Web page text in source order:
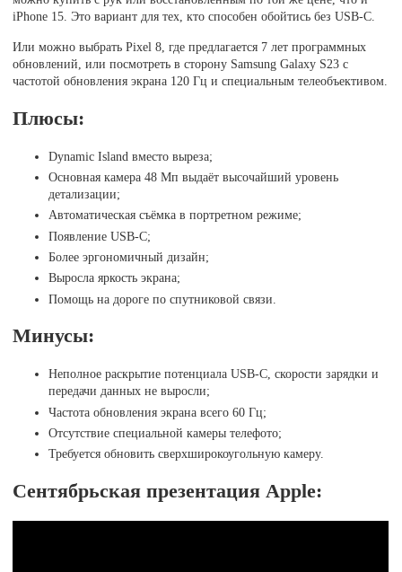
iPhone 15. Это вариант для тех, кто способен обойтись без USB-C.
Или можно выбрать Pixel 8, где предлагается 7 лет программных
обновлений, или посмотреть в сторону Samsung Galaxy S23 с
частотой обновления экрана 120 Гц и специальным телеобъективом.
Плюсы:
Dynamic Island вместо выреза;
Основная камера 48 Мп выдаёт высочайший уровень
детализации;
Автоматическая съёмка в портретном режиме;
Появление USB-C;
Более эргономичный дизайн;
Выросла яркость экрана;
Помощь на дороге по спутниковой связи.
Минусы:
Неполное раскрытие потенциала USB-C, скорости зарядки и
передачи данных не выросли;
Частота обновления экрана всего 60 Гц;
Отсутствие специальной камеры телефото;
Требуется обновить сверхширокоугольную камеру.
Сентябрьская презентация Apple: